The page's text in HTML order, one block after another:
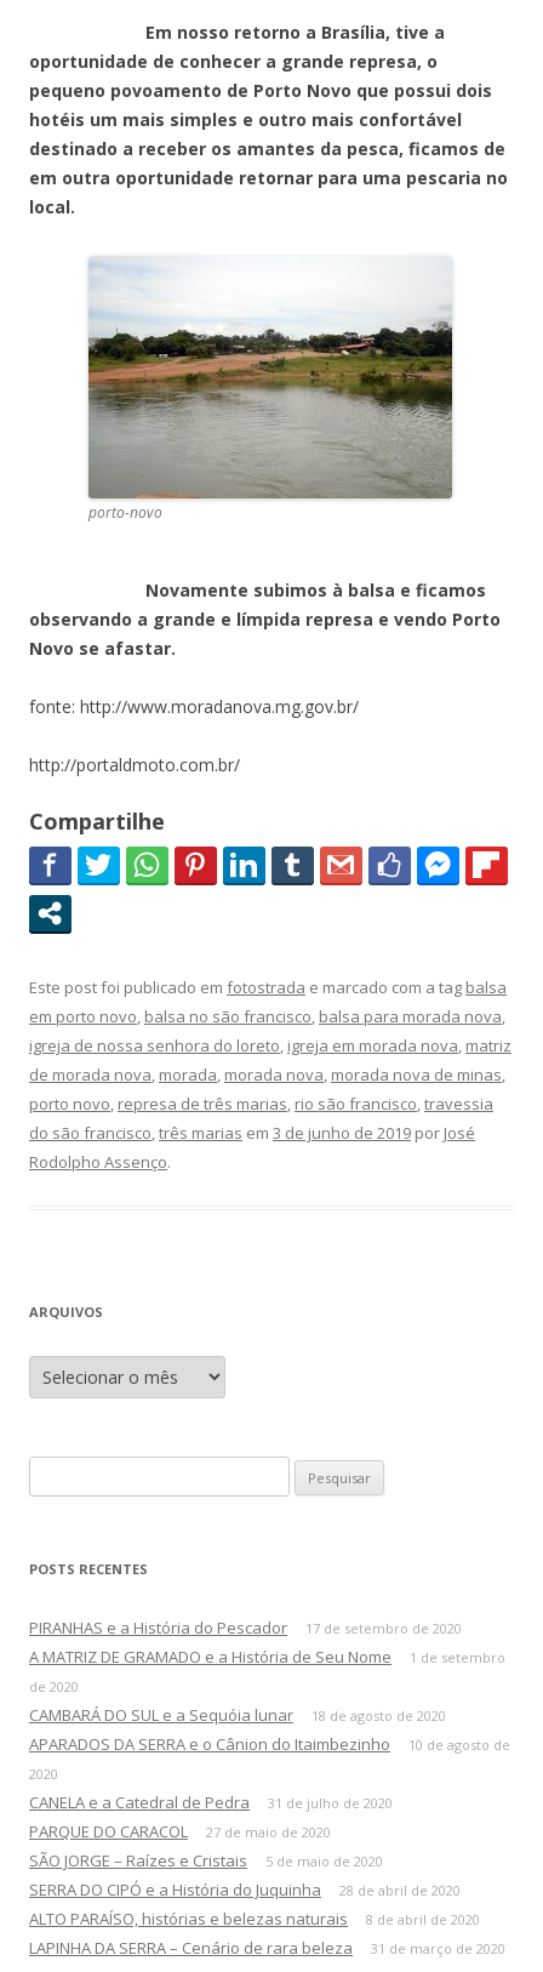
Em nosso retorno a Brasília, tive a
oportunidade de conhecer a grande represa, o
pequeno povoamento de Porto Novo que possui dois
hotéis um mais simples e outro mais confortável
destinado a receber os amantes da pesca, ficamos de
em outra oportunidade retornar para uma pescaria no
local.
porto-novo
Novamente subimos à balsa e ficamos
observando a grande e límpida represa e vendo Porto
Novo se afastar.
fonte: http://www.moradanova.mg.gov.br/
http://portaldmoto.com.br/
Compartilhe
Este post foi publicado em fotostrada e marcado com a tag balsa
em porto novo, balsa no são francisco, balsa para morada nova,
igreja de nossa senhora do loreto, igreja em morada nova, matriz
de morada nova, morada, morada nova, morada nova de minas,
porto novo, represa de três marias, rio são francisco,travessia
do são francisco,três marias em 3 de junho de 2019 por José
Rodolpho Assenço.
ARQUIVOS
A
q
o
e
POSTS RECENTES
PIRANHAS e a História do Pescador 17 de setembro de 2020
A MATRIZ DE GRAMADO e a História de Seu Nome
1 de setembro
de 2020
CAMBARÁ DO SUL e a Sequóia lunar 18 de agosto de 2020
APARADOS DA SERRA e o Cânion do Itaimbezinho
10 de agosto de
2020
CANELA e a Catedral de Pedra 31 de julho de 2020
PARQUE DO CARACOL 27 de maio de 2020
SÃO JORGE – Raízes e Cristais 5 de maio de 2020
SERRA DO CIPÓ e a História do Juquinha 28 de abril de 2020
ALTO PARAÍSO, histórias e belezas naturais 8 de abril de 2020
LAPINHA DA SERRA – Cenário de rara beleza 31 de março de 2020